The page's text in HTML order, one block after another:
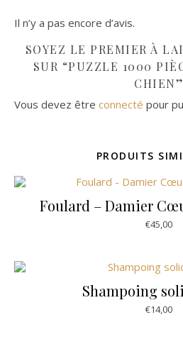
Il n’y a pas encore d’avis.
SOYEZ LE PREMIER À
SUR “PUZZLE 1000
CHIEN”
Vous devez être connecté pour
PRODUITS
Foulard – Damier
€45,00
Shampoing
€14,00